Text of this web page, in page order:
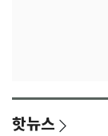
핫뉴스